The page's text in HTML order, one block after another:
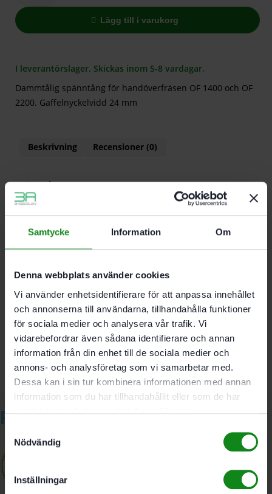
Samtycke Information Om
Denna webbplats använder cookies
Vi använder enhetsidentifierare för att anpassa innehållet
och annonserna till användarna, tillhandahålla funktioner
för sociala medier och analysera vår trafik. Vi
vidarebefordrar även sådana identifierare och annan
information från din enhet till de sociala medier och
annons- och analysföretag som vi samarbetar med.
Dessa kan i sin tur kombinera informationen med annan
information som du har tillhandahållit eller som de har
Nödvändig
Inställningar
Lägg till i varukorg
I leverantörslager. Skickas inom 5-8 vardagar.
Dammtålig spänntång för handöverfräsen OF 1400 och OF
2200. Gaffelnyckelvidd 24 mm
Beskrivning Recensioner (0)
Egenskaper
Dammtålig spänntång för handöverfräsen OF
1400 och OF 2200
Gaffelnyckelvidd 24 mm
Det finns inga recensioner än.
Bli först med att recensera ”Festool Spänntång SZ-D
6.0/OF 1400/2000/2200”
Du måste varainloggadför att skriva en recension.
Relaterade produkter